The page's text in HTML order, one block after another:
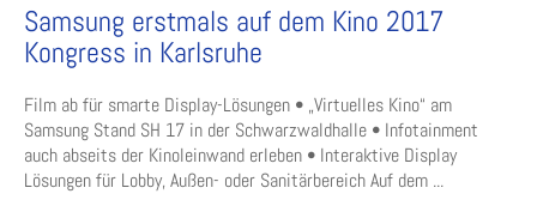
Samsung erstmals auf dem Kino 2017
Kongress in Karlsruhe
Film ab für smarte Display-Lösungen • „Virtuelles Kino“ am
Samsung Stand SH 17 in der Schwarzwaldhalle • Infotainment
auch abseits der Kinoleinwand erleben • Interaktive Display
Lösungen für Lobby, Außen- oder Sanitärbereich Auf dem ...